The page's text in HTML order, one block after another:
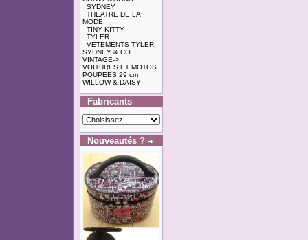
SYDNEY
THEATRE DE LA
MODE
TINY KITTY
TYLER
VETEMENTS TYLER,
SYDNEY & CO
VINTAGE->
VOITURES ET MOTOS
POUPEES 29 cm
WILLOW & DAISY
Fabricants
Nouveautés ?